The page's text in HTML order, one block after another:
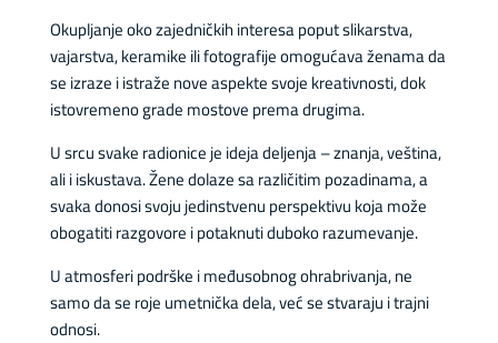
Okupljanje oko zajedničkih interesa poput slikarstva,
vajarstva, keramike ili fotografije omogućava ženama da
se izraze i istraže nove aspekte svoje kreativnosti, dok
istovremeno grade mostove prema drugima.
U srcu svake radionice je ideja deljenja – znanja, veština,
ali i iskustava. Žene dolaze sa različitim pozadinama, a
svaka donosi svoju jedinstvenu perspektivu koja može
obogatiti razgovore i potaknuti duboko razumevanje.
U atmosferi podrške i međusobnog ohrabrivanja, ne
samo da se roje umetnička dela, već se stvaraju i trajni
odnosi.